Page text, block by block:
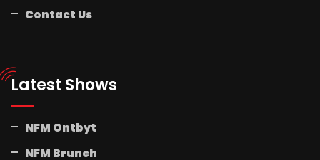
Contact Us
Latest Shows
NFM Ontbyt
NFM Brunch